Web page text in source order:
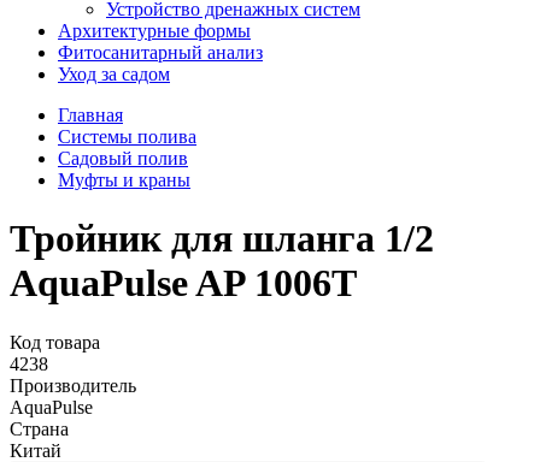
Устройство дренажных систем
Aрхитектурные формы
Фитосанитарный анализ
Уход за садом
Главная
Системы полива
Садовый полив
Муфты и краны
Тройник для шланга 1/2
AquaPulse AP 1006T
Код товара
4238
Производитель
AquaPulse
Страна
Китай